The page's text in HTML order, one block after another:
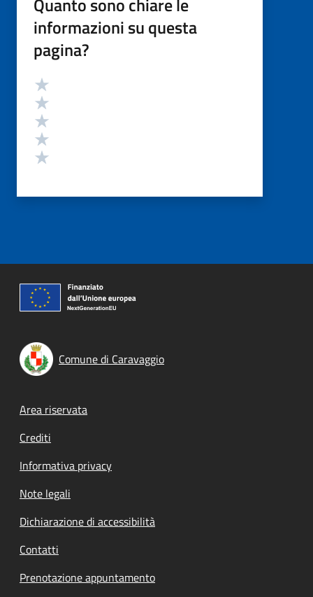
informazioni su questa
pagina?
Valutazione
Comune di Caravaggio
Footer menu
Area riservata
Crediti
Informativa privacy
Note legali
Dichiarazione di accessibilità
Contatti
Prenotazione appuntamento